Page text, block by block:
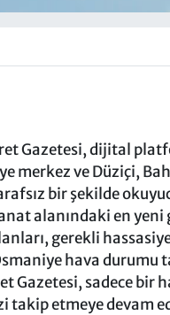
Gazetesi, dijital
merkez ve Düziçi,
bir şekilde
alanındaki en yeni
gerekli
hava durumu
sadece bir
takip etmeye devam